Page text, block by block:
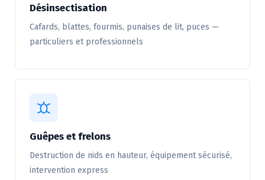
Désinsectisation
Cafards, blattes, fourmis, punaises de lit, puces —
particuliers et professionnels
Guêpes et frelons
Destruction de nids en hauteur, équipement sécurisé,
intervention express